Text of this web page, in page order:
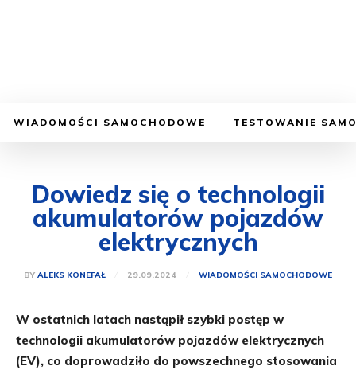
WIADOMOŚCI SAMOCHODOWE TESTOWANIE
Dowiedz się o technologii
akumulatorów pojazdów
elektrycznych
BY ALEKS KONEFAŁ 29.09.2024 WIADOMOŚCI SAMOCHODOWE
W ostatnich latach nastąpił szybki postęp w
technologii akumulatorów pojazdów elektrycznych
(EV), co doprowadziło do powszechnego stosowania